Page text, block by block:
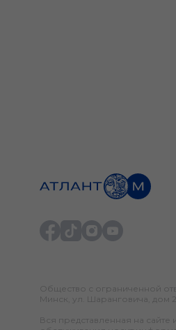
Общество с ограниченной
Минск, ул. Шаранговича, дом
Вся представленная на